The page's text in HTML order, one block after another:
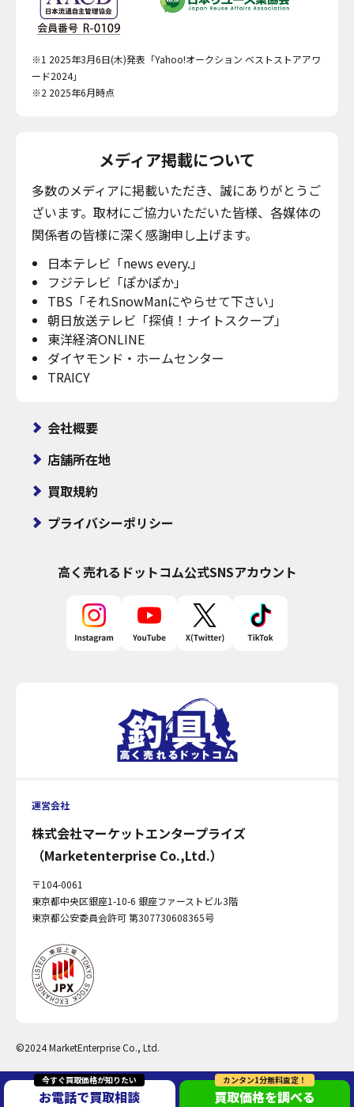
今すぐ買取価格が知りたい
お電話で買取相談
カンタン1分無料査定！
買取価格を調べる
※1 2025年3月6日(木)発表「Yahoo!オークション ベストストアアワ
ード2024」
※2 2025年6月時点
メディア掲載について
多数のメディアに掲載いただき、誠にありがとうご
ざいます。取材にご協力いただいた皆様、各媒体の
関係者の皆様に深く感謝申し上げます。
日本テレビ「news every.」
フジテレビ「ぽかぽか」
TBS「それSnowManにやらせて下さい」
朝日放送テレビ「探偵！ナイトスクープ」
東洋経済ONLINE
ダイヤモンド・ホームセンター
TRAICY
会社概要
店舗所在地
買取規約
プライバシーポリシー
高く売れるドットコム公式SNSアカウント
運営会社
株式会社マーケットエンタープライズ
（Marketenterprise Co.,Ltd.）
〒104-0061
東京都中央区銀座1-10-6 銀座ファーストビル3階
東京都公安委員会許可 第307730608365号
©2024 MarketEnterprise Co., Ltd.